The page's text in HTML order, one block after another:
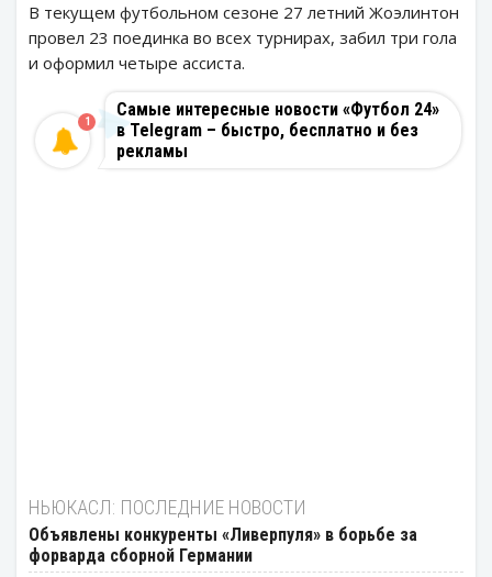
В текущем футбольном сезоне 27 летний Жоэлинтон
провел 23 поединка во всех турнирах, забил три гола
и оформил четыре ассиста.
Самые интересные новости «Футбол 24»
в Telegram – быстро, бесплатно и без
рекламы
1
НЬЮКАСЛ: ПОСЛЕДНИЕ НОВОСТИ
Объявлены конкуренты «Ливерпуля» в борьбе за
форварда сборной Германии